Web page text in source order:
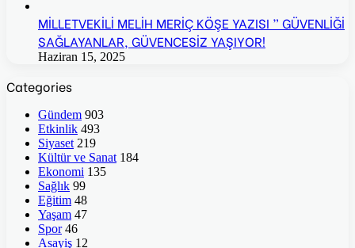
MİLLETVEKİLİ MELİH MERİÇ KÖŞE YAZISI ” GÜVENLİĞİ
SAĞLAYANLAR, GÜVENCESİZ YAŞIYOR!
Haziran 15, 2025
Categories
Gündem 903
Etkinlik 493
Siyaset 219
Kültür ve Sanat 184
Ekonomi 135
Sağlık 99
Eğitim 48
Yaşam 47
Spor 46
Asayiş 12